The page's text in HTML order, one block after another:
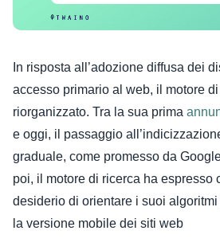
In risposta all’adozione diffusa dei
accesso primario al web, il motore
riorganizzato. Tra la sua prima
e oggi, il passaggio
graduale, come promesso da
poi, il motore di ricerca ha espresso
desiderio di orientare i suoi
la versione mobile dei siti web